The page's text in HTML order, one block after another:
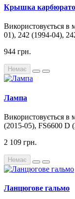
Крышка
Використовується в
01), 242 (1994-04),
944 грн.
Немає
Лампа
Використовується в
(2015-05), FS6600 D
2 109 грн.
Немає
Ланцюгове гальмо